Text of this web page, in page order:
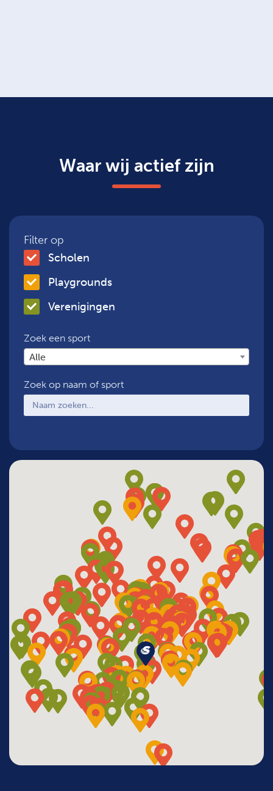
Waar wij actief zijn
Filter op
Scholen
Playgrounds
Verenigingen
Zoek een sport
Alle
Zoek op naam of sport